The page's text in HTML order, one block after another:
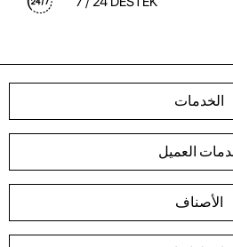
الخدمات
العميل
الأصناف